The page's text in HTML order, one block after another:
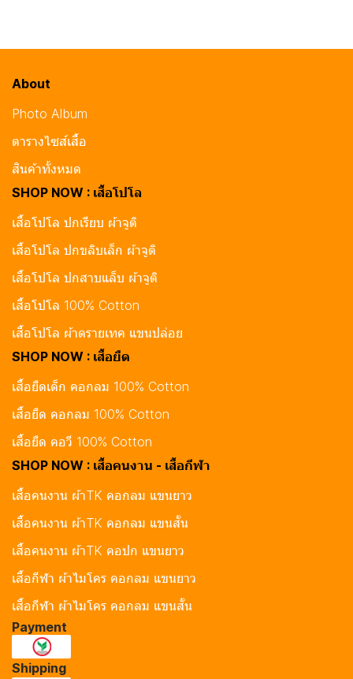
About
Photo Album
ตารางไซส์เสื้อ
สินค้าทั้งหมด
SHOP NOW : เสื้อโปโล
เสื้อโปโล ปกเรียบ ผ้าจูติ
เสื้อโปโล ปกขลิบเล็ก ผ้าจูติ
เสื้อโปโล ปกสาบแล็บ ผ้าจูติ
เสื้อโปโล 100% Cotton
เสื้อโปโล ผ้าดรายเทค แขนปล่อย
SHOP NOW : เสื้อยืด
เสื้อยืดเด็ก คอกลม 100% Cotton
เสื้อยืด คอกลม 100% Cotton
เสื้อยืด คอวี 100% Cotton
SHOP NOW : เสื้อคนงาน - เสื้อกีฬา
เสื้อคนงาน ผ้าTK คอกลม แขนยาว
เสื้อคนงาน ผ้าTK คอกลม แขนสั้น
เสื้อคนงาน ผ้าTK คอปก แขนยาว
เสื้อกีฬา ผ้าไมโคร คอกลม แขนยาว
เสื้อกีฬา ผ้าไมโคร คอกลม แขนสั้น
Payment
Shipping